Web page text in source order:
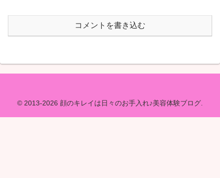
コメントを書き込む
© 2013-2026 顔のキレイは日々のお手入れ♪美容体験ブログ.